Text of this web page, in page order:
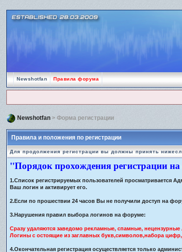
Newshotfan Правила форума
Newshotfan > Форма регистрации
Правила и положения по регистрации
Для продолжения регистрации вы должны принять
"Порядок прохождения регистрации
1.Список регистрируемых пользователей просматривается
Ваш логин и активирует его.
2.Если по прошествии 24 часов Вы не получили доступ на
3.Нарушения правил выбора логинов на форуме:
Сразу удаляются заведомо рекламные, спамные,
Логины с остоящие из заглавных букв,символов,набора
4.Окончательная регистрация осуществляется только